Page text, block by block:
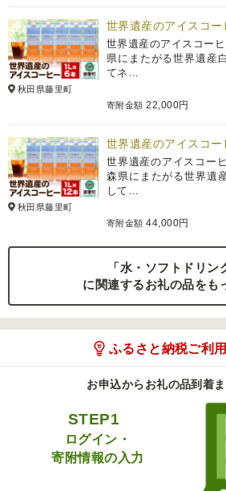
秋田県藤里町
世界遺産のアイスコ
世界遺産のアイスコー
県にまたがる世界遺産
てネ…
寄附金額 22,000円
秋田県藤里町
世界遺産のアイスコ
世界遺産のアイスコー
森県にまたがる世界遺
して…
寄附金額 44,000円
「水・ソフトドリン
に関連するお礼の品をも
ふるさと納税ご利
お申込からお礼の品到着
STEP1
ログイン・
寄附情報の入力